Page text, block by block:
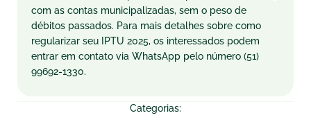
com as contas municipalizadas, sem o peso de
débitos passados. Para mais detalhes sobre como
regularizar seu IPTU 2025, os interessados podem
entrar em contato via WhatsApp pelo número (51)
99692-1330.
Categorias: